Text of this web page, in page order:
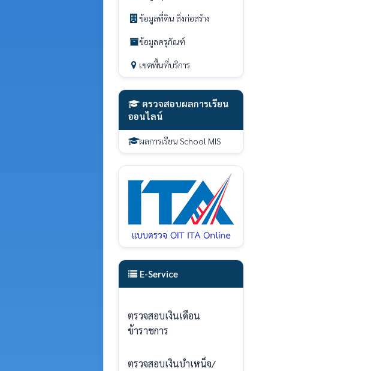
ข้อมูลที่ดิน สิ่งก่อสร้าง
ข้อมูลครุภัณฑ์
เขตพื้นที่บริการ
ตรวจสอบผลการเรียน
ออนไลน์
ผลการเรียน School MIS
E-Service
ตรวจสอบเงินเดือน
ข้าราชการ
ตรวจสอบเงินบำเหน็จ/